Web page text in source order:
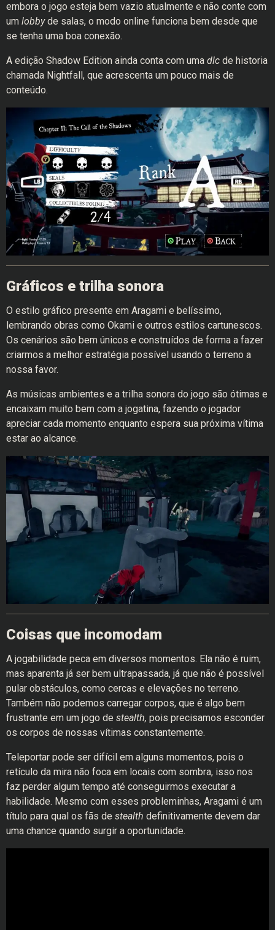
embora o jogo esteja bem vazio atualmente e não conte com
um lobbyde salas, o modo online funciona bem desde que
se tenha uma boa conexão.
A edição Shadow Edition ainda conta com uma dlc de historia
chamada Nightfall, que acrescenta um pouco mais de
conteúdo.
Gráficos e trilha sonora
O estilo gráfico presente em Aragami e belíssimo,
lembrando obras como Okami e outros estilos cartunescos.
Os cenários são bem únicos e construídos de forma a fazer
criarmos a melhor estratégia possível usando o terreno a
nossa favor.
As músicas ambientes e a trilha sonora do jogo são ótimas e
encaixam muito bem com a jogatina, fazendo o jogador
apreciar cada momento enquanto espera sua próxima vítima
estar ao alcance.
Coisas que incomodam
A jogabilidade peca em diversos momentos. Ela não é ruim,
mas aparenta já ser bem ultrapassada, já que não é possível
pular obstáculos, como cercas e elevações no terreno.
Também não podemos carregar corpos, que é algo bem
frustrante em um jogo de stealth, pois precisamos esconder
os corpos de nossas vítimas constantemente.
Teleportar pode ser difícil em alguns momentos, pois o
retículo da mira não foca em locais com sombra, isso nos
faz perder algum tempo até conseguirmos executar a
habilidade. Mesmo com esses probleminhas, Aragami é um
título para qual os fãs de stealth definitivamente devem dar
uma chance quando surgir a oportunidade.